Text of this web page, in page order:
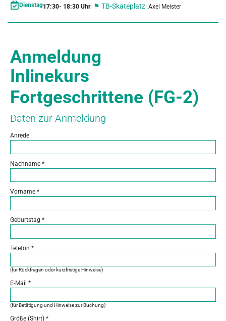
Dienstag17:30- 18:30 Uhr| ⚑ TB-Skateplatz| Axel Meister
Anmeldung
Inlinekurs
Fortgeschrittene (FG-2)
Daten zur Anmeldung
Anrede
Nachname *
Vorname *
Geburtstag *
Telefon *
(für Rückfragen oder kurzfristige Hinweise)
E-Mail *
(für Betätigung und Hinweise zur Buchung)
Größe (Shirt) *